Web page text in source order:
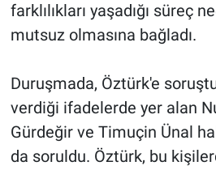
farklılıkları yaşadığı süreç
mutsuz olmasına bağladı.
Duruşmada, Öztürk'e
verdiği ifadelerde yer alan
Gürdeğir ve Timuçin Ünal
da soruldu. Öztürk, bu